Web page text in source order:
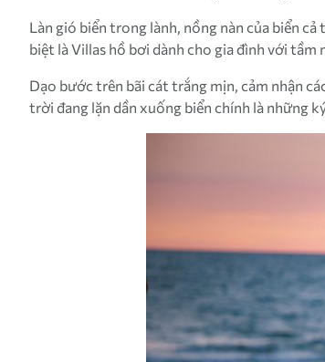
Làn gió biển trong lành, nồng nàn của biển
biệt là Villas hồ bơi dành cho gia đình với
Dạo bước trên bãi cát trắng mịn, cảm nhận
trời đang lặn dần xuống biển chính là những